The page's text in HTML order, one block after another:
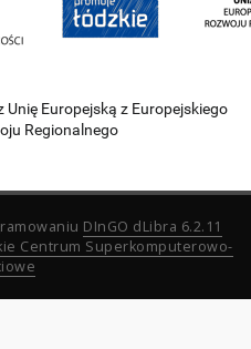
Europejską z Europejskiego
Regionalnego
DInGO dLibra 6.2.11
Centrum Superkomputerowo-